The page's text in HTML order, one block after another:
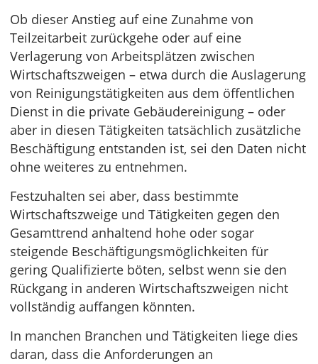
Ob dieser Anstieg auf eine Zunahme von
Teilzeitarbeit zurückgehe oder auf eine
Verlagerung von Arbeitsplätzen zwischen
Wirtschaftszweigen – etwa durch die Auslagerung
von Reinigungstätigkeiten aus dem öffentlichen
Dienst in die private Gebäudereinigung – oder
aber in diesen Tätigkeiten tatsächlich zusätzliche
Beschäftigung entstanden ist, sei den Daten nicht
ohne weiteres zu entnehmen.
Festzuhalten sei aber, dass bestimmte
Wirtschaftszweige und Tätigkeiten gegen den
Gesamttrend anhaltend hohe oder sogar
steigende Beschäftigungsmöglichkeiten für
gering Qualifizierte böten, selbst wenn sie den
Rückgang in anderen Wirtschaftszweigen nicht
vollständig auffangen könnten.
In manchen Branchen und Tätigkeiten liege dies
daran, dass die Anforderungen an